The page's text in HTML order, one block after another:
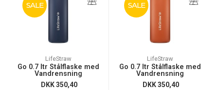
SALE
LifeStraw
Go 0.7 ltr Stålflaske med
Vandrensning
DKK350,40
SALE
LifeStraw
Go 0.7 ltr Stålflaske med
Vandrensning
DKK350,40